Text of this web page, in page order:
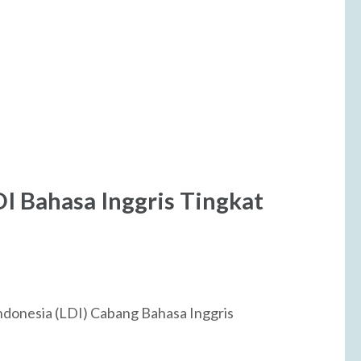
Bahasa Inggris Tingkat
(LDI) Cabang Bahasa Inggris